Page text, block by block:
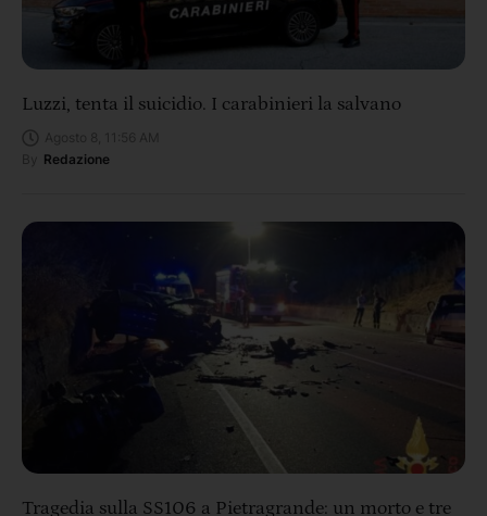
Luzzi, tenta il suicidio. I carabinieri la salvano
Redazione
Tragedia sulla SS106 a Pietragrande: un morto e tre